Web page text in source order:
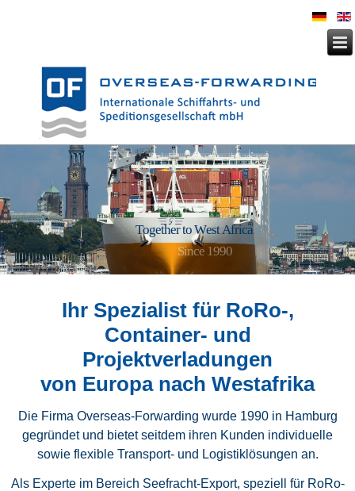
TogethertoWestAfrica
Since 1990
Ihr Spezialist für RoRo-,
Container- und
Projektverladungen
von Europa nach Westafrika
Die Firma Overseas-Forwarding wurde 1990 in Hamburg
gegründet und bietet seitdem ihren Kunden individuelle
sowie flexible Transport- und Logistiklösungen an.
Als Experte im Bereich Seefracht-Export, speziell für RoRo-